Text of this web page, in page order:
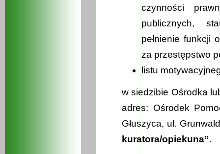
czynności
publicznych,
pełnienie funkcji
za przestępstwo
listu
w siedzibie Ośrodka
adres: Ośrodek
Głuszyca, ul.
kuratora/opiekuna”.